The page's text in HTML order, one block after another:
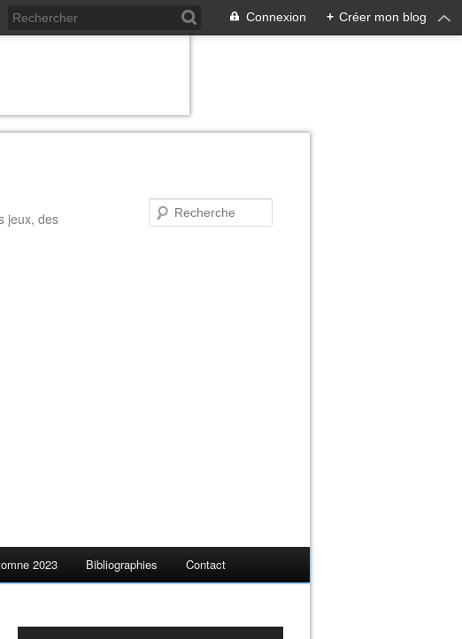
Connexion + Créer mon blog
jeux, des
2023 Bibliographies Contact